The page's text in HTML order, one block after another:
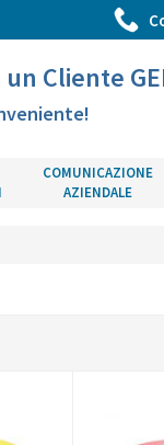
Cliente
COMUNICAZIONE
AZIENDALE